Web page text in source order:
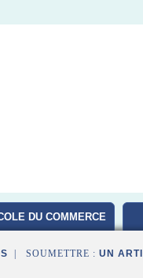
DU COMMERCE
| SOUMETTRE : UN